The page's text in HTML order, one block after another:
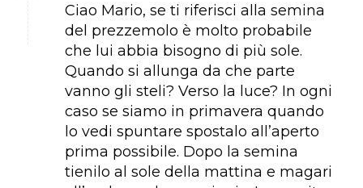
Ciao Mario, se ti riferisci alla semina
del prezzemolo è molto probabile
che lui abbia bisogno di più sole.
Quando si allunga da che parte
vanno gli steli? Verso la luce? In ogni
caso se siamo in primavera quando
lo vedi spuntare spostalo all’aperto
prima possibile. Dopo la semina
tienilo al sole della mattina e magari